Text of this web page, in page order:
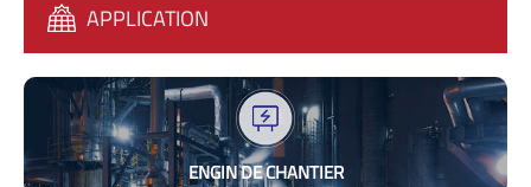
APPLICATION
ENGIN DE CHANTIER